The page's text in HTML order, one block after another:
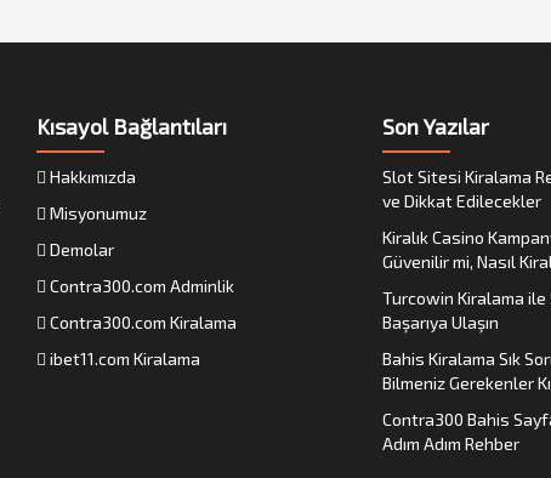
Kısayol Bağlantıları
Hakkımızda
Misyonumuz
Demolar
Contra300.com Adminlik
Contra300.com Kiralama
ibet11.com Kiralama
Son Yazılar
Slot Sitesi Kiralama
ve Dikkat Edilecekler
Kiralık Casino
Güvenilir mi, Nasıl
Turcowin Kiralama
Başarıya Ulaşın
Bahis Kiralama Sık
Bilmeniz Gerekenler
Contra300 Bahis
Adım Adım Rehber